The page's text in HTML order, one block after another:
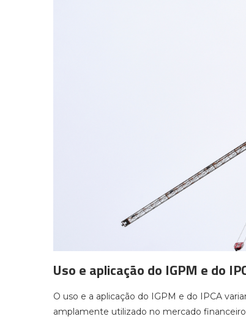
Uso e aplicação do IGPM e do
O uso e a aplicação do IGPM e do IPCA
amplamente utilizado no mercado